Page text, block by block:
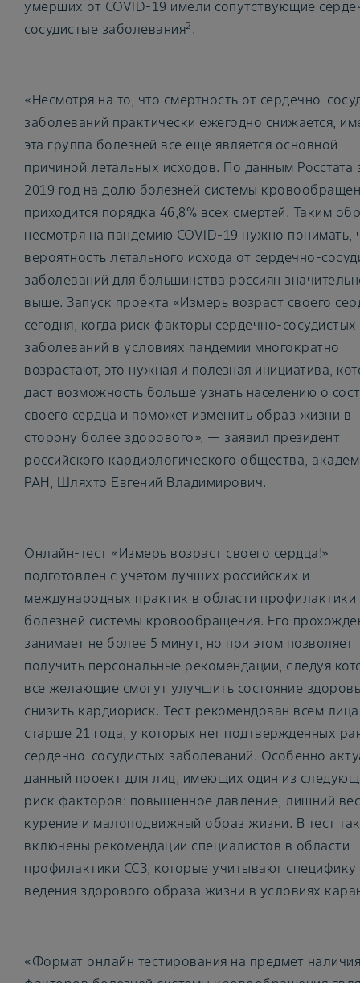
умерших от COVID-19 имели сопутствующие
сосудистые заболевания2 .
«Несмотря на то, что смертность от сердечно-
заболеваний практически ежегодно снижается,
эта группа болезней все еще является основной
причиной летальных исходов. По данным Росстата
2019 год на долю болезней системы
приходится порядка 46,8% всех смертей. Таким
несмотря на пандемию COVID-19 нужно понимать,
вероятность летального исхода от сердечно-
заболеваний для большинства россиян
выше. Запуск проекта «Измерь возраст своего
сегодня, когда риск факторы сердечно-сосудистых
заболеваний в условиях пандемии многократно
возрастают, это нужная и полезная инициатива,
даст возможность больше узнать населению о
своего сердца и поможет изменить образ жизни в
сторону более здорового», — заявил президент
российского кардиологического общества,
РАН, Шляхто Евгений Владимирович.
Онлайн-тест «Измерь возраст своего сердца!»
подготовлен с учетом лучших российских и
международных практик в области профилактики
болезней системы кровообращения. Его
занимает не более 5 минут, но при этом позволяет
получить персональные рекомендации, следуя
все желающие смогут улучшить состояние
снизить кардиориск. Тест рекомендован всем
старше 21 года, у которых нет подтвержденных
сердечно-сосудистых заболеваний. Особенно
данный проект для лиц, имеющих один из
риск факторов: повышенное давление, лишний
курение и малоподвижный образ жизни. В тест
включены рекомендации специалистов в области
профилактики ССЗ, которые учитывают специфику
ведения здорового образа жизни в условиях
«Формат онлайн тестирования на предмет